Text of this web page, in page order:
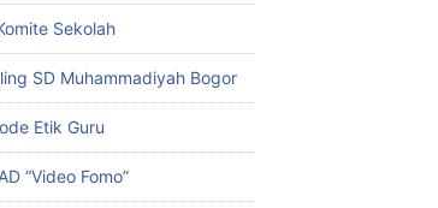
Sekolah
SD Muhammadiyah Bogor
Etik Guru
“Video Fomo”